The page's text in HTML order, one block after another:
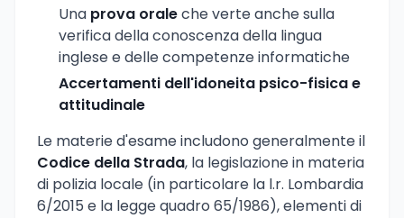
Una prova oraleche verte anche sulla
verifica della conoscenza della lingua
inglese e delle competenze informatiche
Accertamenti dell'idoneita psico-fisica e
attitudinale
Le materie d'esame includono generalmente il
Codice della Strada, la legislazione in materia
di polizia locale (in particolare la l.r. Lombardia
6/2015 e la legge quadro 65/1986), elementi di